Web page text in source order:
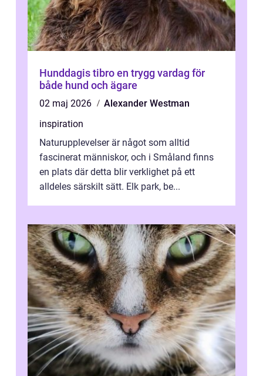
Hunddagis tibro en trygg vardag för
både hund och ägare
02 maj 2026
Alexander Westman
inspiration
Naturupplevelser är något som alltid
fascinerat människor, och i Småland finns
en plats där detta blir verklighet på ett
alldeles särskilt sätt. Elk park, be...